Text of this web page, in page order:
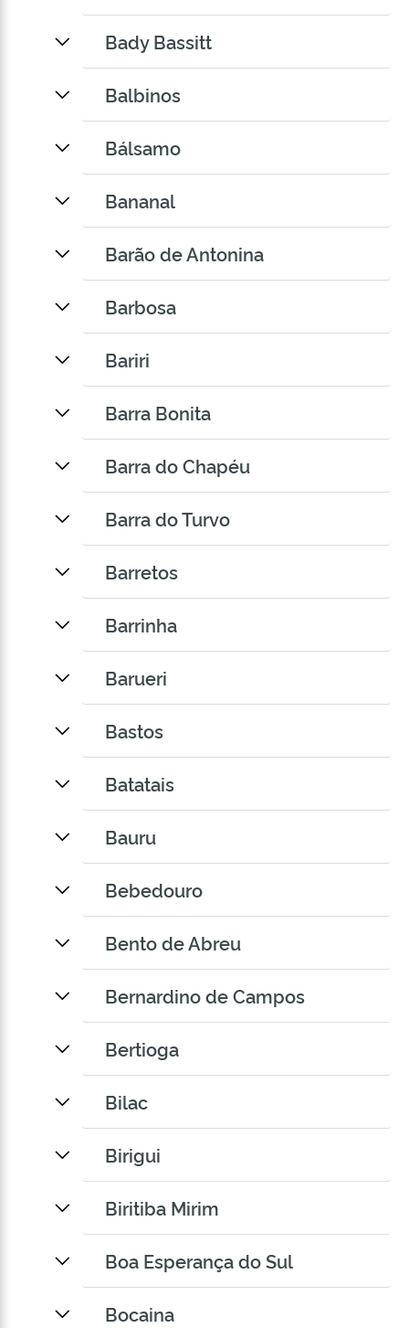
Bady Bassitt
Balbinos
Bálsamo
Bananal
Barão de Antonina
Barbosa
Bariri
Barra Bonita
Barra do Chapéu
Barra do Turvo
Barretos
Barrinha
Barueri
Bastos
Batatais
Bauru
Bebedouro
Bento de Abreu
Bernardino de Campos
Bertioga
Bilac
Birigui
Biritiba Mirim
Boa Esperança do Sul
Bocaina